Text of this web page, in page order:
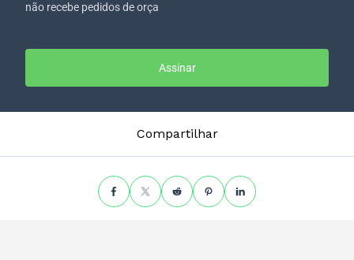
não recebe pedidos de orça
Assinar
Compartilhar